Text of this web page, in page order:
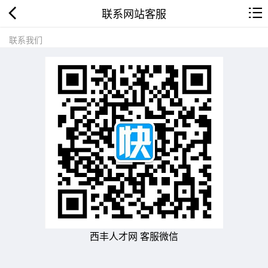
联系网站客服
联系我们
西丰人才网 客服微信